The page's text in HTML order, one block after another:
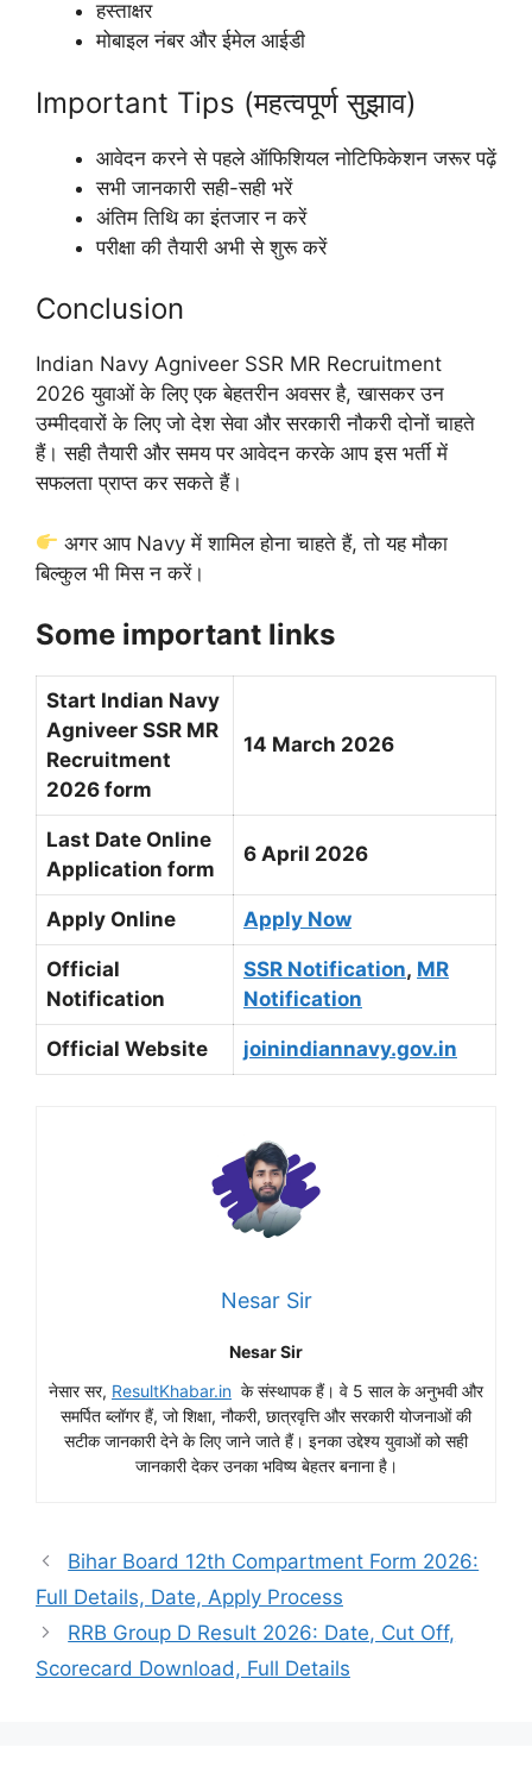
हस्ताक्षर
मोबाइल नंबर और ईमेल आईडी
Important Tips (महत्वपूर्ण सुझाव)
आवेदन करने से पहले ऑफिशियल नोटिफिकेशन जरूर पढ़ें
सभी जानकारी सही-सही भरें
अंतिम तिथि का इंतजार न करें
परीक्षा की तैयारी अभी से शुरू करें
Conclusion
Indian Navy Agniveer SSR MR Recruitment
2026 युवाओं के लिए एक बेहतरीन अवसर है, खासकर उन
उम्मीदवारों के लिए जो देश सेवा और सरकारी नौकरी दोनों चाहते
हैं। सही तैयारी और समय पर आवेदन करके आप इस भर्ती में
सफलता प्राप्त कर सकते हैं।
अगर आप Navy में शामिल होना चाहते हैं, तो यह मौका
बिल्कुल भी मिस न करें।
Some important links
Start Indian Navy
Agniveer SSR MR
Recruitment
2026 form
14 March 2026
Last Date Online
Application form
6 April 2026
Apply Online Apply Now
Official
Notification
SSR Notification, MR
Notification
Official Website joinindiannavy.gov.in
Nesar Sir
Nesar Sir
नेसार सर, ResultKhabar.in के संस्थापक हैं। वे 5 साल के अनुभवी और
समर्पित ब्लॉगर हैं, जो शिक्षा, नौकरी, छात्रवृत्ति और सरकारी योजनाओं की
सटीक जानकारी देने के लिए जाने जाते हैं। इनका उद्देश्य युवाओं को सही
जानकारी देकर उनका भविष्य बेहतर बनाना है।
Bihar Board 12th Compartment Form 2026:
Full Details, Date, Apply Process
RRB Group D Result 2026: Date, Cut Off,
Scorecard Download, Full Details